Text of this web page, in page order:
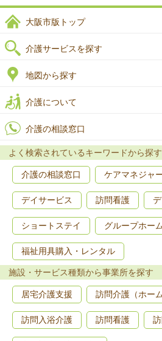
大阪市版トップ
介護サービスを探す
地図から探す
介護について
介護の相談窓口
よく検索されているキーワードから探す
介護の相談窓口 ケアマネジャ
デイサービス 訪問看護
ショートステイ グループホー
福祉用具購入・レンタル
施設・サービス種類から事業所を探す
居宅介護支援 訪問介護（ホー
訪問入浴介護 訪問看護